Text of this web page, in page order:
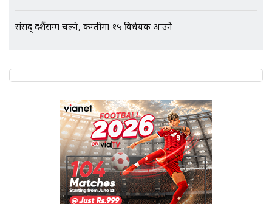
संसद् दशैंसम्म चल्ने, कम्तीमा १५ विधेयक आउने